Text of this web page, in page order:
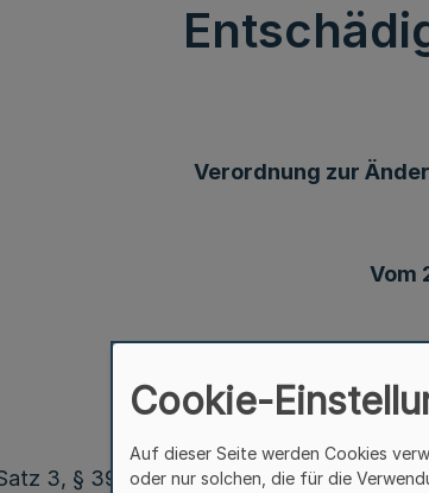
Verordnung zur
Vom
3, § 39 Absatz 7 Satz 6, des § 45
Cookie-
Auf dieser Seite werden Cookies
oder nur solchen, die für die